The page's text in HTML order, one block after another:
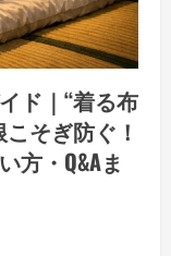
ド｜“着る布
そぎ防ぐ！
方・Q&Aま